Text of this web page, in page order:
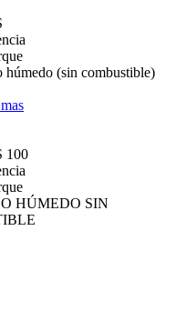
húmedo (sin combustible)
100
HÚMEDO SIN